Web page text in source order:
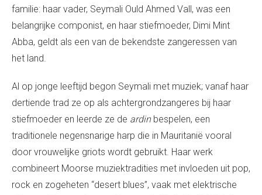
familie: haar vader, Seymali Ould Ahmed Vall, was een
belangrijke componist, en haar stiefmoeder, Dimi Mint
Abba, geldt als een van de bekendste zangeressen van
het land.
Al op jonge leeftijd begon Seymali met muziek; vanaf haar
dertiende trad ze op als achtergrondzangeres bij haar
stiefmoeder en leerde ze de ardinbespelen, een
traditionele negensnarige harp die in Mauritanië vooral
door vrouwelijke griots wordt gebruikt. Haar werk
combineert Moorse muziektradities met invloeden uit pop,
rock en zogeheten “desert blues”, vaak met elektrische